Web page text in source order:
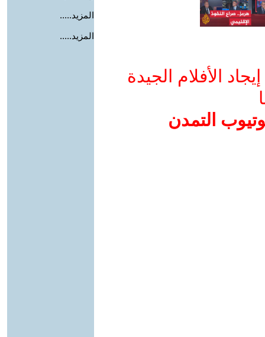
الأفلام الجيدة
التمدن
المزيد.....
المزيد.....